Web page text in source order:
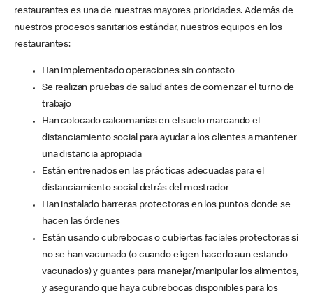
restaurantes es una de nuestras mayores prioridades. Además de
nuestros procesos sanitarios estándar, nuestros equipos en los
restaurantes:
Han implementado operaciones sin contacto
Se realizan pruebas de salud antes de comenzar el turno de
trabajo
Han colocado calcomanías en el suelo marcando el
distanciamiento social para ayudar a los clientes a mantener
una distancia apropiada
Están entrenados en las prácticas adecuadas para el
distanciamiento social detrás del mostrador
Han instalado barreras protectoras en los puntos donde se
hacen las órdenes
Están usando cubrebocas o cubiertas faciales protectoras si
no se han vacunado (o cuando eligen hacerlo aun estando
vacunados) y guantes para manejar/manipular los alimentos,
y asegurando que haya cubrebocas disponibles para los